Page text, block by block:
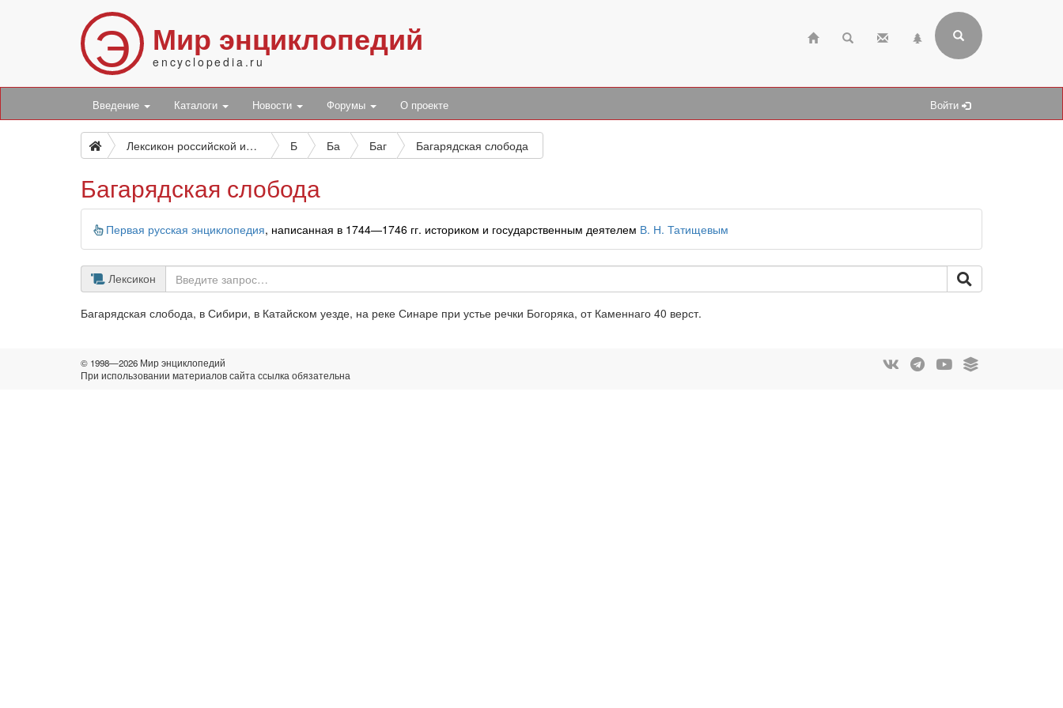
Э Мир энциклопедий
encyclopedia.ru
Введение Каталоги Новости Форумы О проекте Войти
Лексикон российской исторической, географической, политической и гражданской Б Ба Баг Багарядская слобода
Багарядская слобода
Информация
Первая русская энциклопедия, написанная в 1744—1746 гг. историком и государственным деятелем В. Н. Татищевым
Лексикон
Багарядская слобода, в Сибири, в Катайском уезде, на реке Синаре при устье речки Богоряка, от Каменнаго 40 верст.
© 1998—2026 Мир энциклопедий
При использовании материалов сайта ссылка обязательна